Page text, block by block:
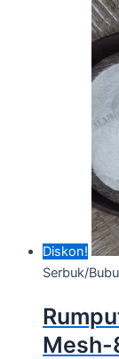
Diskon!
Serbuk/